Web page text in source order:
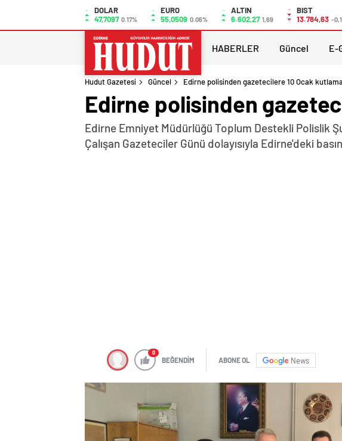
DOLAR
47,7097 0.17%
EURO
55,0509 0.06%
ALTIN
6.602,27 1,69
BIST
13.784,63 -
HABERLER Güncel E-
Hudut Gazetesi Güncel Edirne polisinden gazetecilere 10 Ocak
Edirne polisinden
Edirne Emniyet Müdürlüğü Toplum Destekli Polislik
Çalışan Gazeteciler Günü dolayısıyla Edirne'deki
0
BEĞENDİM ABONE OL News